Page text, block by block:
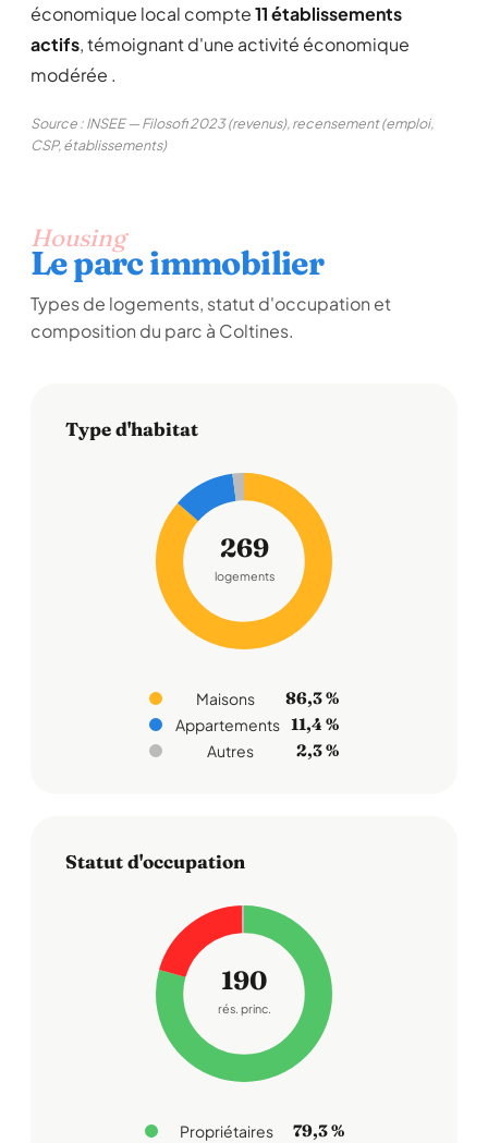
économique local compte11 établissements
actifs, témoignant d'une activité économique
modérée .
Source : INSEE — Filosofi 2023 (revenus), recensement (emploi,
CSP, établissements)
Housing
Le parc immobilier
Types de logements, statut d'occupation et
composition du parc à Coltines.
Type d'habitat
269
logements
Maisons 86,3 %
Appartements 11,4 %
Autres 2,3 %
Statut d'occupation
190
rés. princ.
Propriétaires 79,3 %